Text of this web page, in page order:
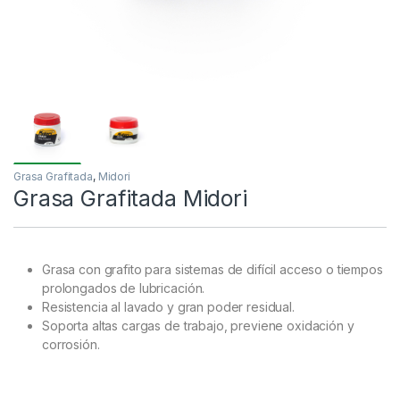
Grasa Grafitada, Midori
Grasa Grafitada Midori
Grasa con grafito para sistemas de difícil acceso o tiempos
prolongados de lubricación.
Resistencia al lavado y gran poder residual.
Soporta altas cargas de trabajo, previene oxidación y
corrosión.